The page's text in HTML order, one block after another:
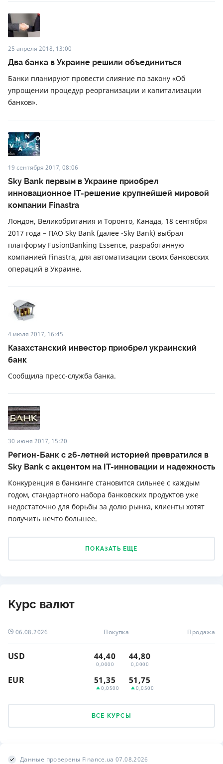
25 апреля 2018, 13:00
Два банка в Украине решили объединиться
Банки планируют провести слияние по закону «Об
упрощении процедур реорганизации и капитализации
банков».
19 сентября 2017, 08:06
Sky Bank первым в Украине приобрел
инновационное IT-решение крупнейшей мировой
компании Finastra
Лондон, Великобритания и Торонто, Канада, 18 сентября
2017 года – ПАО Sky Bank (далее -Sky Bank) выбрал
платформу FusionBanking Essence, разработанную
компанией Finastra, для автоматизации своих банковских
операций в Украине.
4 июля 2017, 16:45
Казахстанский инвестор приобрел украинский
банк
Сообщила пресс-служба банка.
30 июня 2017, 15:20
Регион-Банк с 26-летней историей превратился в
Sky Bank с акцентом на IT-инновации и надежность
Конкуренция в банкинге становится сильнее с каждым
годом, стандартного набора банковских продуктов уже
недостаточно для борьбы за долю рынка, клиенты хотят
получить нечто большее.
ПОКАЗАТЬ ЕЩЕ
Курс валют
06.08.2026 Покупка Продажа
USD 44,40
0,0000
44,80
0,0000
EUR 51,35
0,0500
51,75
0,0500
ВСЕ КУРСЫ
Данные проверены Finance.ua 07.08.2026